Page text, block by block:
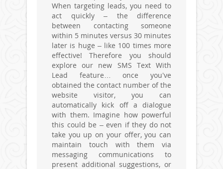
When targeting leads, you need to
act quickly – the difference
between contacting someone
within 5 minutes versus 30 minutes
later is huge – like 100 times more
effective! Therefore you should
explore our new SMS Text With
Lead feature… once you’ve
obtained the contact number of the
website visitor, you can
automatically kick off a dialogue
with them. Imagine how powerful
this could be – even if they do not
take you up on your offer, you can
maintain touch with them via
messaging communications to
present additional suggestions, or